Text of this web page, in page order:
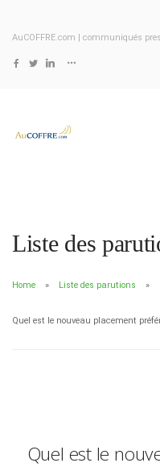
AuCOFFRE.com | communiqués
Liste des
Home Liste des parutions
Quel est le nouveau placement
Quel est le